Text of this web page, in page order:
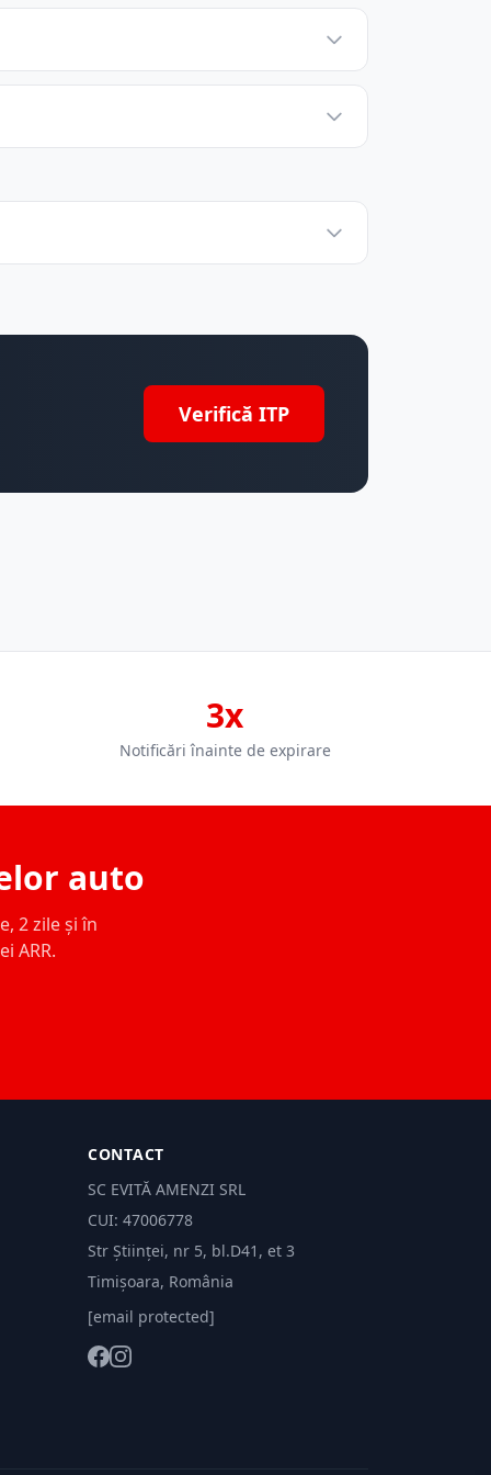
Verifică ITP
3x
Notificări înainte de expirare
auto
2 zile și în
ARR.
CONTACT
SC EVITĂ AMENZI SRL
CUI: 47006778
Str Științei, nr 5, bl.D41, et 3
Timișoara, România
[email protected]